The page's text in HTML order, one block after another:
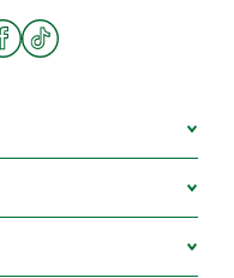
Facebook
Tiktok